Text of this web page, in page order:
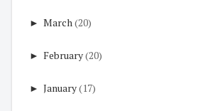
► March(20)
► February(20)
► January(17)